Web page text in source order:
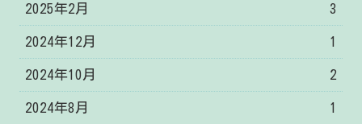
2025年2月 3
2024年12月 1
2024年10月 2
2024年8月 1